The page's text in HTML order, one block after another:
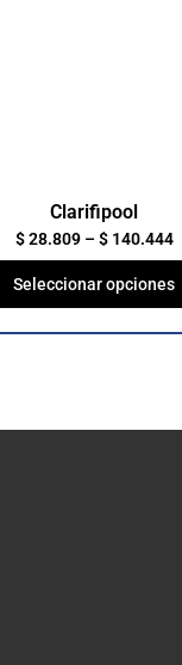
Clarifipool
$28.809–$140.444
Seleccionar opciones